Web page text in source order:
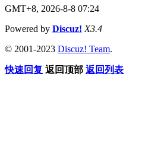
GMT+8, 2026-8-8 07:24
Powered by Discuz! X3.4
© 2001-2023 Discuz! Team.
快速回复 返回顶部 返回列表